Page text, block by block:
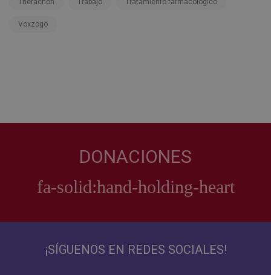
Therachon Trabajo Tratamiento farmacológico
Voxzogo
DONACIONES
¡SÍGUENOS EN REDES SOCIALES!